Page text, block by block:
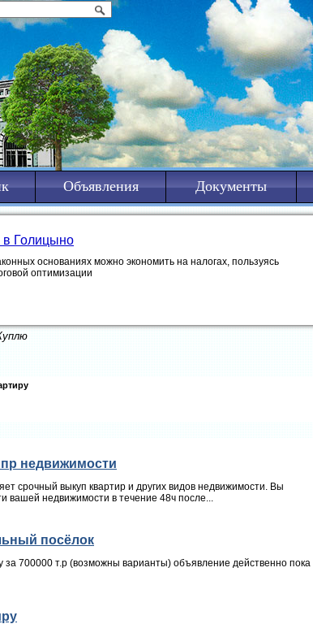
Объявления Документы
в Голицыно
основаниях можно экономить на налогах, пользуясь
оптимизации
недвижимости
срочный выкуп квартир и других видов недвижимости. Вы
вашей недвижимости в течение 48ч после...
посёлок
700000 т.р (возможны варианты) объявление действенно пока